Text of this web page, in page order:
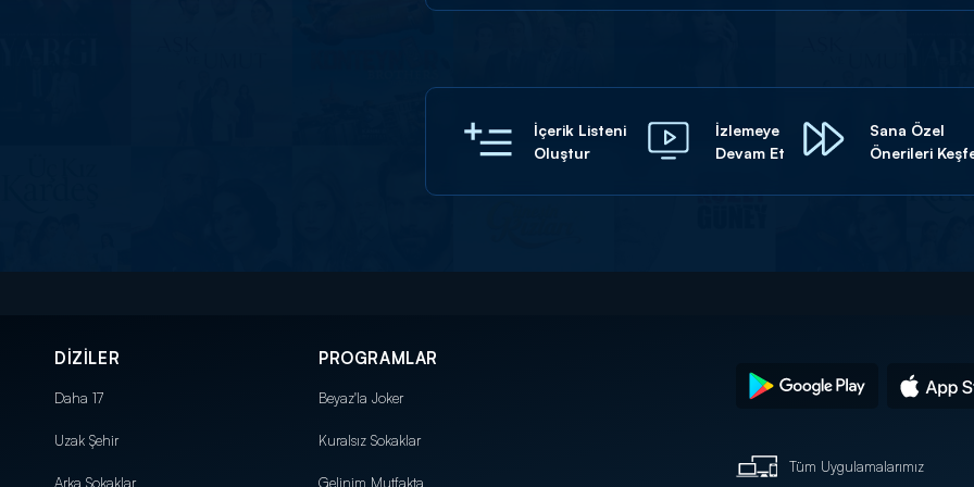
İçerik Listeni
Oluştur
İzlemeye
Devam Et
Sana Özel
Önerileri
DİZİLER
Daha 17
Uzak Şehir
Arka Sokaklar
PROGRAMLAR
Beyaz'la Joker
Kuralsız Sokaklar
Gelinim Mutfakta
Tüm Uygulamalarımız